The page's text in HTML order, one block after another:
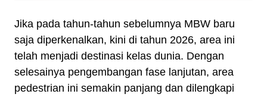
Jika pada tahun-tahun sebelumnya MBW baru
saja diperkenalkan, kini di tahun 2026, area ini
telah menjadi destinasi kelas dunia. Dengan
selesainya pengembangan fase lanjutan, area
pedestrian ini semakin panjang dan dilengkapi